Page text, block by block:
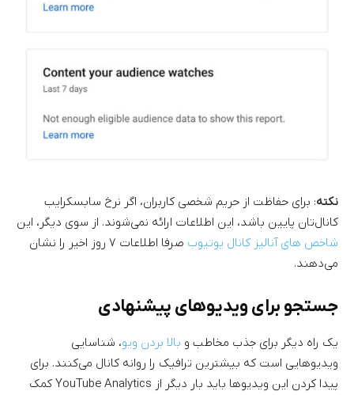
نکته: برای حفاظت از حریم شخصی کاربران،‌ اگر نرخ سابسکرایب
کانال‌تان پایین باشد، این اطلاعات ارائه نمی‌شوند. از سوی دیگر، این
شاخص های آنالیز کانال یوتیوب
صرفا اطلاعات ۷ روز اخیر را نشان
می‌دهند.
جستجو برای ویدیوهای پیشنهادی
یک راه دیگر برای جذب مخاطب و بالا بردن ویو، شناسایی
ویدیوهایی است که بیشترین ترافیک را روانه کانال می‌کنند. برای
پیدا کردن این ویدیوها باید بار دیگر از YouTube Analytics کمک